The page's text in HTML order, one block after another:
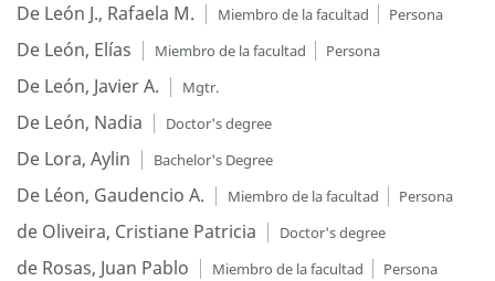
De León J., Rafaela M. Miembro de la facultad Persona
De León, Elías Miembro de la facultad Persona
De León, Javier A. Mgtr.
De León, Nadia Doctor's degree
De Lora, Aylin Bachelor's Degree
De Léon, Gaudencio A. Miembro de la facultad Persona
de Oliveira, Cristiane Patricia Doctor's degree
de Rosas, Juan Pablo Miembro de la facultad Persona